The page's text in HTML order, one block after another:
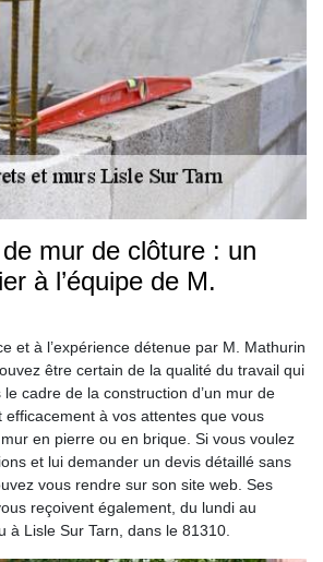
mur de clôture : un
à l’équipe de M.
et à l’expérience détenue par M. Mathurin
être certain de la qualité du travail qui
cadre de la construction d’un mur de
à vos attentes que vous
en pierre ou en brique. Si vous voulez
et lui demander un devis détaillé sans
vous rendre sur son site web. Ses
reçoivent également, du lundi au
à Lisle Sur Tarn, dans le 81310.